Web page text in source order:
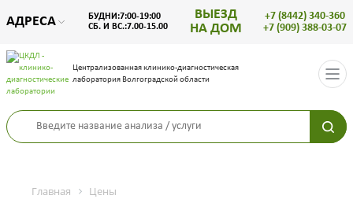
АДРЕСА
БУДНИ:7:00-19:00
СБ. И ВС.:7.00-15.00
ВЫЕЗД
НА ДОМ
+7 (8442) 340-360
+7 (909) 388-03-07
Централизованная клинико-диагностическая
лаборатория Волгоградской области
Главная
Цены